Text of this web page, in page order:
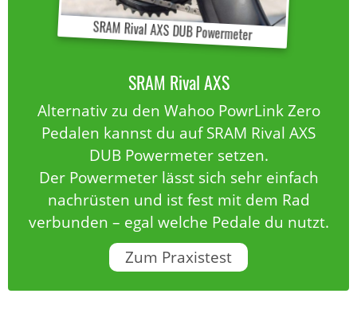
SRAM Rival AXS DUB Powermeter
SRAM Rival AXS
Alternativ zu den Wahoo PowrLink Zero
Pedalen kannst du auf SRAM Rival AXS
DUB Powermeter setzen.
Der Powermeter lässt sich sehr einfach
nachrüsten und ist fest mit dem Rad
verbunden – egal welche Pedale du nutzt.
Zum Praxistest